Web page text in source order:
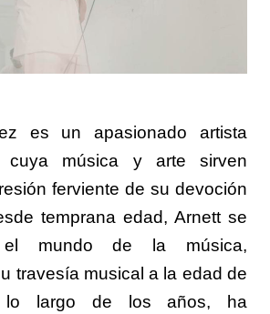
es un apasionado artista
cuya música y arte sirven
ferviente de su devoción
temprana edad, Arnett se
mundo de la música,
travesía musical a la edad de
largo de los años, ha